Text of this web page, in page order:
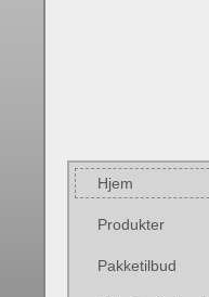
Hjem
Produkter
Pakketilbud